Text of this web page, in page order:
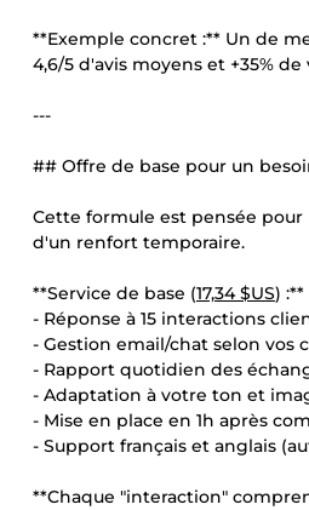
**Exemple concret :** Un de
4,6/5 d'avis moyens et +35%
---
## Offre de base pour un
Cette formule est pensée
d'un renfort temporaire.
**Service de base (17,34 $US) :**
- Réponse à 15 interactions
- Gestion email/chat selon vos
- Rapport quotidien des
- Adaptation à votre ton et
- Mise en place en 1h après
- Support français et anglais
**Chaque "interaction"